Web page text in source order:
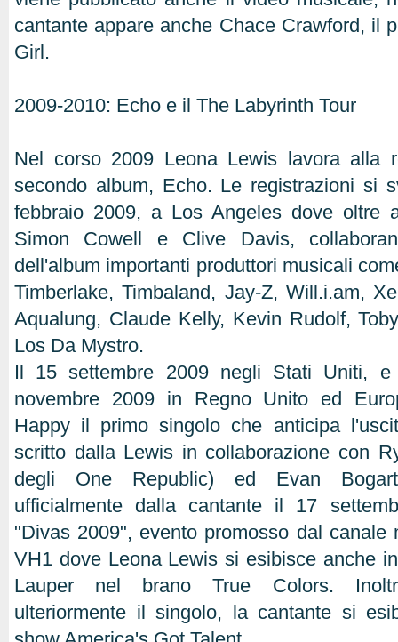
cantante appare anche Chace Crawford, il
Girl.
2009-2010: Echo e il The Labyrinth Tour
Nel corso 2009 Leona Lewis lavora alla
secondo album, Echo. Le registrazioni si
febbraio 2009, a Los Angeles dove oltre
Simon Cowell e Clive Davis,
dell'album importanti produttori musicali
Timberlake, Timbaland, Jay-Z, Will.i.am,
Aqualung, Claude Kelly, Kevin Rudolf,
Los Da Mystro.
Il 15 settembre 2009 negli Stati Uniti, e
novembre 2009 in Regno Unito ed
Happy il primo singolo che anticipa
scritto dalla Lewis in collaborazione con
degli One Republic) ed Evan
ufficialmente dalla cantante il 17
"Divas 2009", evento promosso dal canale
VH1 dove Leona Lewis si esibisce anche
Lauper nel brano True Colors.
ulteriormente il singolo, la cantante si